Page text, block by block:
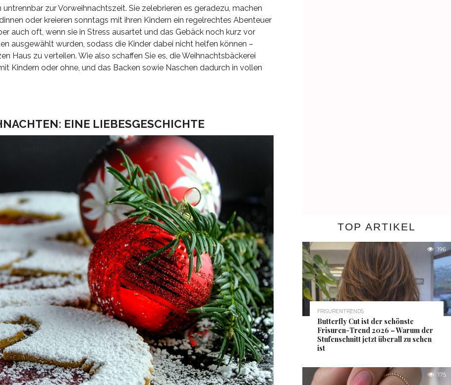
zur Vorweihnachtszeit. Sie zelebrieren es geradezu, machen
oder kreieren sonntags mit ihren Kindern ein regelrechtes Abenteuer
auch oft, wenn sie in Stress ausartet und das Gebäck noch kurz vor
ausgewählt wurden, sodass die Kinder dabei nicht helfen können –
Haus zu verteilen. Wie also schaffen Sie es, die Weihnachtsbäckerei
Kindern oder ohne, und das Backen sowie Naschen dadurch in vollen
EINE LIEBESGESCHICHTE
TOP ARTIKEL
196
FRISURENTRENDS
Butterfly Cut ist der schönste
Frisuren-Trend 2026 – Warum der
Stufenschnitt jetzt überall zu sehen
ist
175